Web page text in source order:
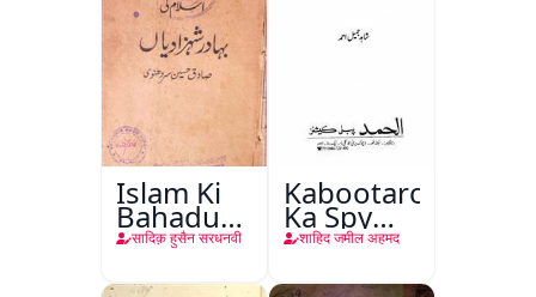
Islam Ki
Bahadur
Shahzadiyan
सादिक़ हुसैन सरधनवी
Kabootaron
Ka Spy
Plan
शाहिद जमील अहमद